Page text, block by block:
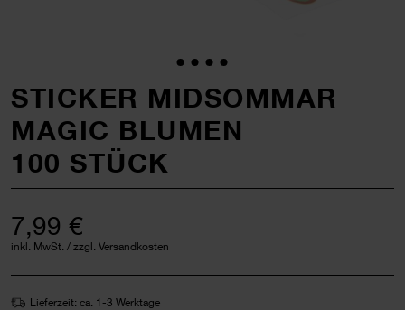
STICKER MIDSOMMAR
MAGIC BLUMEN
100 STÜCK
7,99 €
inkl. MwSt. / zzgl. Versandkosten
Lieferzeit: ca. 1-3 Werktage